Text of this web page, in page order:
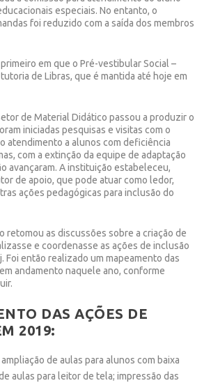
especiais. No entanto, o
foi reduzido com a saída dos membros
em que o Pré-vestibular Social –
tutoria de Libras, que é mantida até hoje em
de Material Didáticopassou a produzir o
iniciadas pesquisas e visitas com o
atendimento a alunos com deficiência
com a extinção da equipe de adaptação
avançaram. A instituição estabeleceu,
de apoio, que pode atuar como ledor,
ações pedagógicas para inclusão do
retomou as discussões sobre a criação de
e coordenasse as ações de inclusão
Foi então realizado um mapeamento das
andamento naquele ano, conforme
DAS AÇÕES DE
2019:
ampliação de aulas para alunos com baixa
aulas para leitor de tela; impressão das